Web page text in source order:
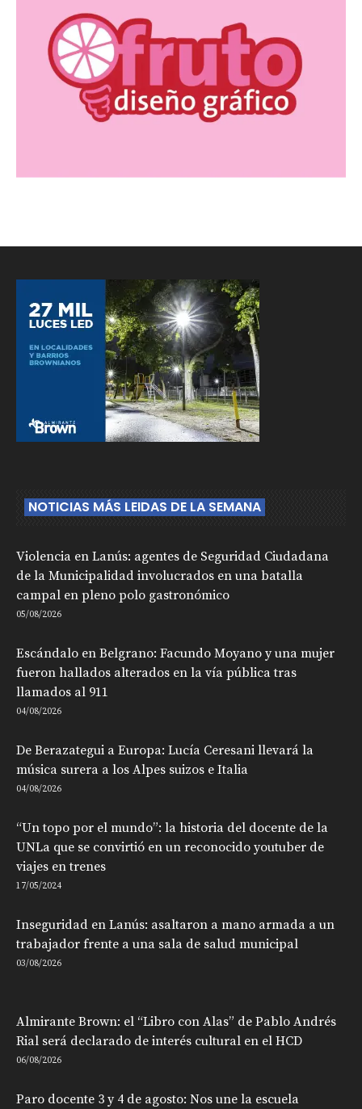
NOTICIAS MÁS LEIDAS DE LA SEMANA
Violencia en Lanús: agentes de Seguridad Ciudadana
de la Municipalidad involucrados en una batalla
campal en pleno polo gastronómico
05/08/2026
Escándalo en Belgrano: Facundo Moyano y una mujer
fueron hallados alterados en la vía pública tras
llamados al 911
04/08/2026
De Berazategui a Europa: Lucía Ceresani llevará la
música surera a los Alpes suizos e Italia
04/08/2026
“Un topo por el mundo”: la historia del docente de la
UNLa que se convirtió en un reconocido youtuber de
viajes en trenes
17/05/2024
Inseguridad en Lanús: asaltaron a mano armada a un
trabajador frente a una sala de salud municipal
03/08/2026
Almirante Brown: el “Libro con Alas” de Pablo Andrés
Rial será declarado de interés cultural en el HCD
06/08/2026
Paro docente 3 y 4 de agosto: Nos une la escuela